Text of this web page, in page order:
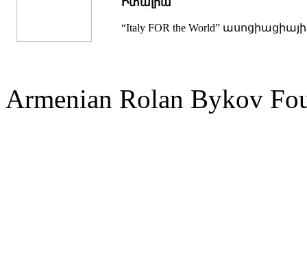
“Italy FOR the World”
Armenian Rolan Bykov